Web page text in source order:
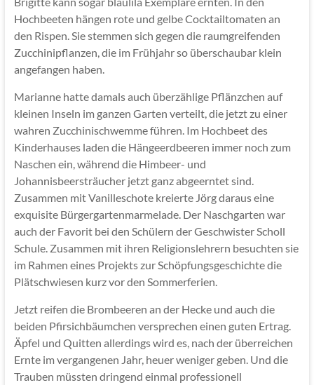
Hochbeeten hängen rote und gelbe Cocktailtomaten an
den Rispen. Sie stemmen sich gegen die raumgreifenden
Zucchinipflanzen, die im Frühjahr so überschaubar klein
angefangen haben.
Marianne hatte damals auch überzählige Pflänzchen auf
kleinen Inseln im ganzen Garten verteilt, die jetzt zu einer
wahren Zucchinischwemme führen. Im Hochbeet des
Kinderhauses laden die Hängeerdbeeren immer noch zum
Naschen ein, während die Himbeer- und
Johannisbeersträucher jetzt ganz abgeerntet sind.
Zusammen mit Vanilleschote kreierte Jörg daraus eine
exquisite Bürgergartenmarmelade. Der Naschgarten war
auch der Favorit bei den Schülern der Geschwister Scholl
Schule. Zusammen mit ihren Religionslehrern besuchten sie
im Rahmen eines Projekts zur Schöpfungsgeschichte die
Plätschwiesen kurz vor den Sommerferien.
Jetzt reifen die Brombeeren an der Hecke und auch die
beiden Pfirsichbäumchen versprechen einen guten Ertrag.
Äpfel und Quitten allerdings wird es, nach der überreichen
Ernte im vergangenen Jahr, heuer weniger geben. Und die
Trauben müssten dringend einmal professionell